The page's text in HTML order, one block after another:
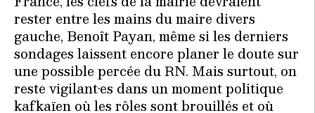
rester entre les mains du maire divers
gauche, Benoît Payan, même si les derniers
sondages laissent encore planer le doute sur
une possible percée du RN. Mais surtout, on
reste vigilant·es dans un moment politique
kafkaïen où les rôles sont brouillés et où